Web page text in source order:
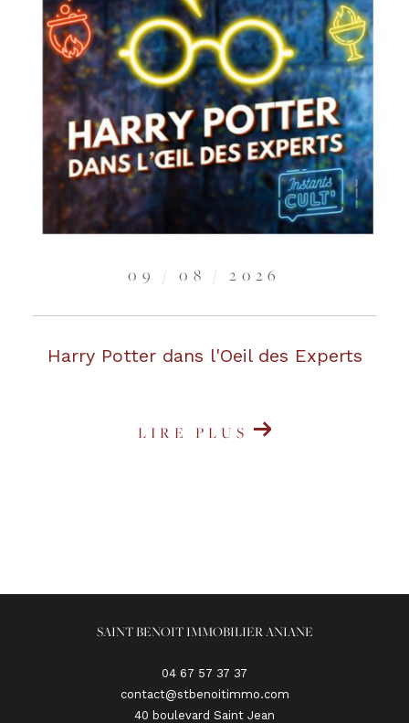
09 / 08 / 2026
Harry Potter dans l'Oeil des Experts
LIRE PLUS
SAINT BENOIT IMMOBILIER ANIANE
04 67 57 37 37
contact@stbenoitimmo.com
40 boulevard Saint Jean